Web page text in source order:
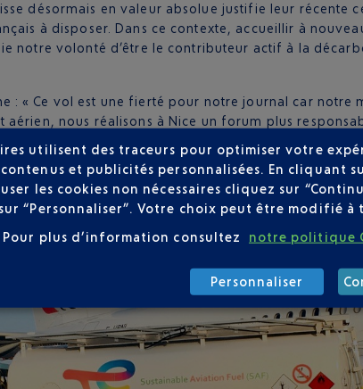
désormais en valeur absolue justifie leur
à disposer. Dans ce contexte, accueillir à
notre volonté d’être le contributeur actif à la
: « Ce vol est une fierté pour notre journal car
nous réalisons à Nice un forum plus
d’autres initiatives pour faire de l’industrie
utilisent des traceurs pour optimiser votre
et publicités personnalisées. En cliquant
les cookies non nécessaires cliquez sur
“Personnaliser”. Votre choix peut être modifié
Pour plus d’information consultez notre politique
Personnaliser